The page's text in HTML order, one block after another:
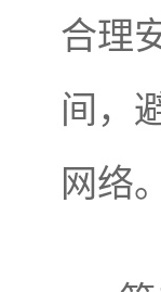
合理
间，
网络